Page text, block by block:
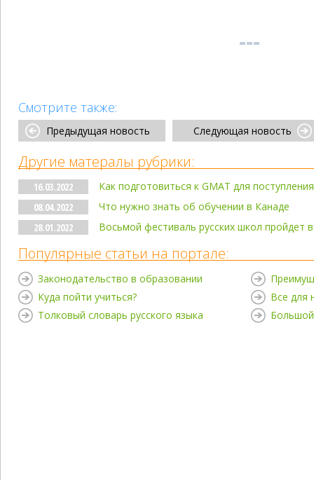
Смотрите также:
Предыдущая новость Следующая новость
Другие матералы рубрики:
16.03.2022
Как подготовиться к GMAT для
08.04.2022
Что нужно знать об обучении в Канаде
28.01.2022
Восьмой фестиваль русских школ пройдет
Популярные статьи на портале:
Законодательство в образовании
Куда пойти учиться?
Толковый словарь русского языка
Все для
Большой